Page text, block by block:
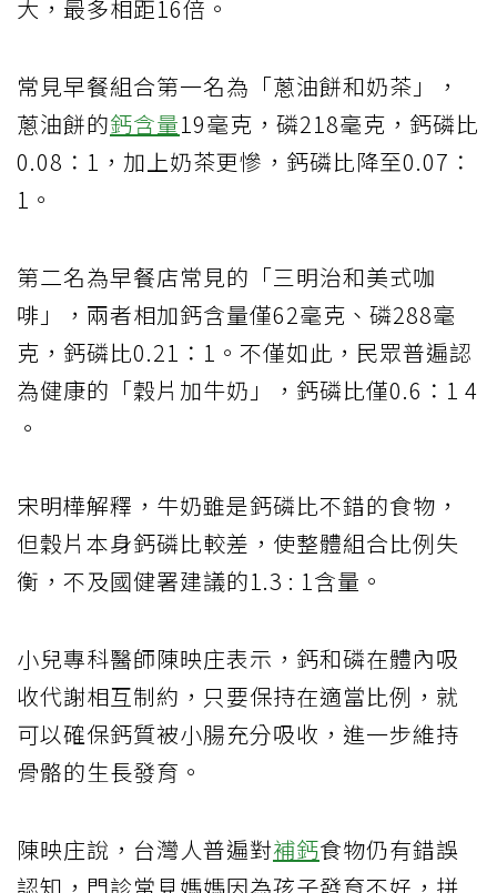
大，最多相距16倍。
常見早餐組合第一名為「蔥油餅和奶茶」，
蔥油餅的鈣含量19毫克，磷218毫克，鈣磷比
0.08：1，加上奶茶更慘，鈣磷比降至0.07：
1。
第二名為早餐店常見的「三明治和美式咖
啡」，兩者相加鈣含量僅62毫克、磷288毫
克，鈣磷比0.21：1。不僅如此，民眾普遍認
為健康的「穀片加牛奶」，鈣磷比僅0.6：1 4
。
宋明樺解釋，牛奶雖是鈣磷比不錯的食物，
但穀片本身鈣磷比較差，使整體組合比例失
衡，不及國健署建議的1.3 : 1含量。
小兒專科醫師陳映庄表示，鈣和磷在體內吸
收代謝相互制約，只要保持在適當比例，就
可以確保鈣質被小腸充分吸收，進一步維持
骨骼的生長發育。
陳映庄說，台灣人普遍對補鈣食物仍有錯誤
認知，門診常見媽媽因為孩子發育不好，拼